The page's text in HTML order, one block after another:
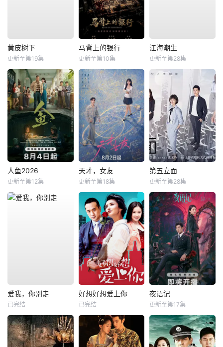
黄皮树下
更新至第19集
马背上的银行
更新至第10集
江海潮生
更新至第28集
人鱼2026
更新至第12集
天才，女友
更新至第18集
第五立面
更新至第28集
爱我，你别走
已完结
好想好想爱上你
已完结
夜语记
更新至第17集